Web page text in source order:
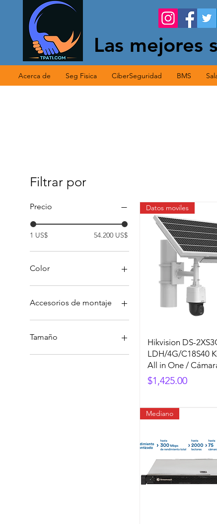
Las mejores
Acerca de Seg Fisica CiberSeguridad BMS
Filtrar por
Precio
1 US$ 54.200 US$
Color
Accesorios de montaje
Accesorios de montaje en
pared
plafon
Tamaño
Grande
Datos moviles
Hikvision DS-
LDH/4G/C18S40
All in One /
Precio
$1,425.00
Mediano